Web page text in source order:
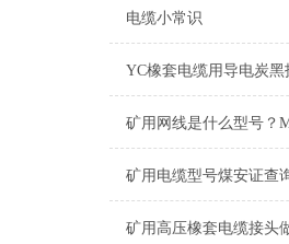
电缆小常识
YC橡套电缆用导电炭黑
矿用电缆型号煤安证查
矿用高压橡套电缆接头